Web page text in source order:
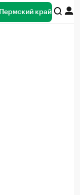
Пермский край